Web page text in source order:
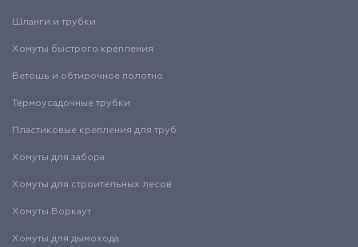
Шланги и трубки
Хомуты быстрого крепления
Ветошь и обтирочное полотно
Термоусадочные трубки
Пластиковые крепления для труб
Хомуты для забора
Хомуты для строительных лесов
Хомуты Воркаут
Хомуты для дымохода